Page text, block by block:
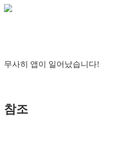
무사히 앱이 일어났습니다!
참조